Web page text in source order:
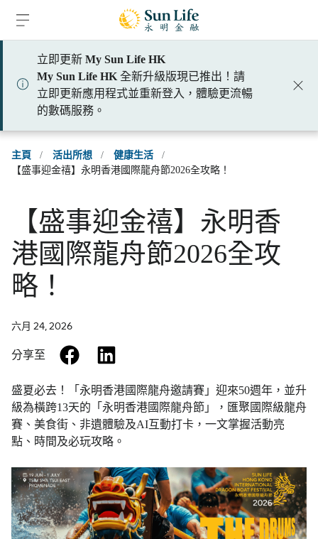
立即更新 My Sun Life HK
My Sun Life HK 全新升級版現已推出！請
立即更新應用程式並重新登入，體驗更流暢
的數碼服務。
主頁 / 活出所想 / 健康生活
/
【盛事迎金禧】永明香港國際龍舟節2026全攻略！
【盛事迎金禧】永明香
港國際龍舟節2026全攻
略！
六月 24, 2026
分享至 facebook
盛夏必去！「永明香港國際龍舟邀請賽」迎來50週年，並升
級為橫跨13天的「永明香港國際龍舟節」，匯聚國際級龍舟
賽、美食街、非遺體驗及AI互動打卡，一文掌握活動亮
點、時間及必玩攻略。